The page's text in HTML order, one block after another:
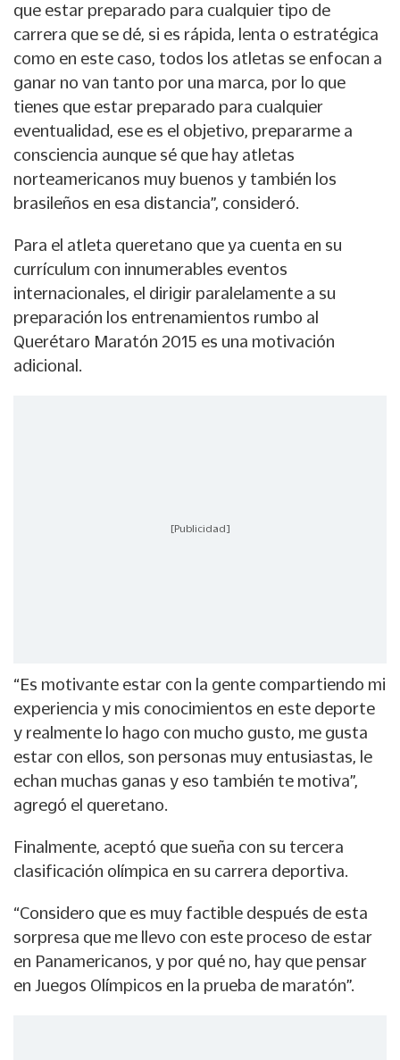
que estar preparado para cualquier tipo de
carrera que se dé, si es rápida, lenta o estratégica
como en este caso, todos los atletas se enfocan a
ganar no van tanto por una marca, por lo que
tienes que estar preparado para cualquier
eventualidad, ese es el objetivo, prepararme a
consciencia aunque sé que hay atletas
norteamericanos muy buenos y también los
brasileños en esa distancia”, consideró.
Para el atleta queretano que ya cuenta en su
currículum con innumerables eventos
internacionales, el dirigir paralelamente a su
preparación los entrenamientos rumbo al
Querétaro Maratón 2015 es una motivación
adicional.
[Publicidad]
“Es motivante estar con la gente compartiendo mi
experiencia y mis conocimientos en este deporte
y realmente lo hago con mucho gusto, me gusta
estar con ellos, son personas muy entusiastas, le
echan muchas ganas y eso también te motiva”,
agregó el queretano.
Finalmente, aceptó que sueña con su tercera
clasificación olímpica en su carrera deportiva.
“Considero que es muy factible después de esta
sorpresa que me llevo con este proceso de estar
en Panamericanos, y por qué no, hay que pensar
en Juegos Olímpicos en la prueba de maratón”.